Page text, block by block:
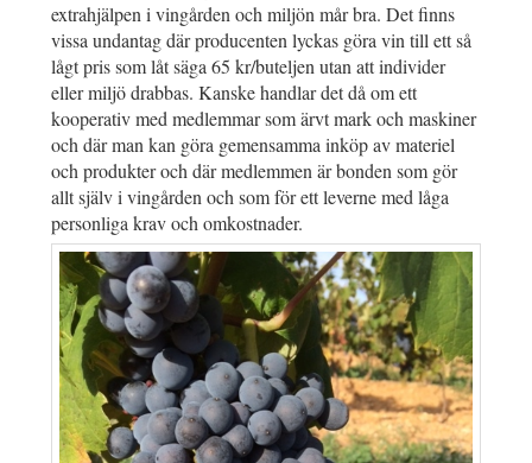
extrahjälpen i vingården och miljön mår bra. Det finns
vissa undantag där producenten lyckas göra vin till ett så
lågt pris som låt säga 65 kr/buteljen utan att individer
eller miljö drabbas. Kanske handlar det då om ett
kooperativ med medlemmar som ärvt mark och maskiner
och där man kan göra gemensamma inköp av materiel
och produkter och där medlemmen är bonden som gör
allt själv i vingården och som för ett leverne med låga
personliga krav och omkostnader.